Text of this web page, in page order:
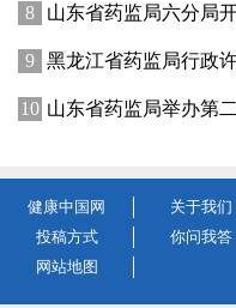
山东省药监局六分局开展药品
黑龙江省药监局行政许可
山东省药监局举办第二期
健康中国网 关于我们
投稿方式
你问我答
网站地图